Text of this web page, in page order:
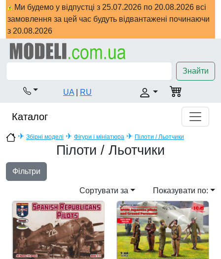
Ми будемо у відпустці з 25.07.2026 по 20.08.2026 всі
замовлення за цей час будуть відвантажені починаючи
з 20.08.2026
Знайти
UA RU
Каталог
✈ Збірні моделі ✈ Фігури і мініатюра ✈ Пілоти / Льотчики
Пілоти / Льотчики
Фільтри
Сортувати за Показувати по: